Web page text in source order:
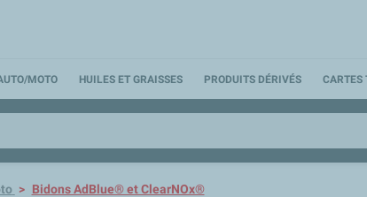
MOTO HUILES ET GRAISSES PRODUITS DÉRIVÉS CARTES
Bidons AdBlue® et ClearNOx®